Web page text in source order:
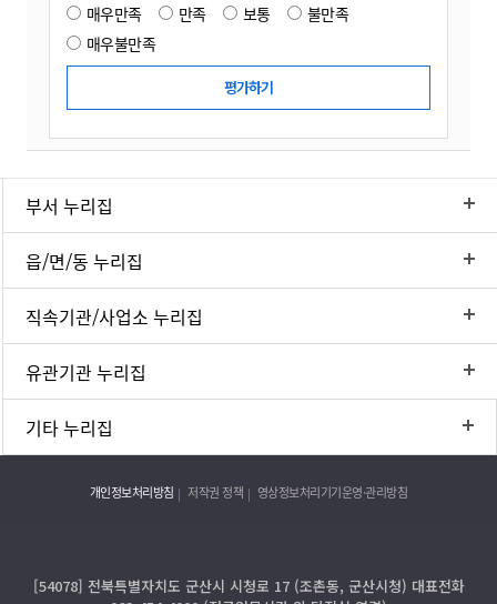
매우만족 만족 보통
불만족
매우불만족
부서 누리집
읍/면/동 누리집
직속기관/사업소 누리집
유관기관 누리집
기타 누리집
개인정보처리방침 저작권 정책 영상정보처리기기운영·관리방침
[54078] 전북특별자치도 군산시 시청로 17 (조촌동, 군산시청) 대표전화